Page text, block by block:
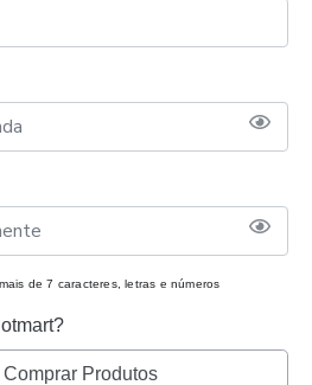
de 7 caracteres, letras e números
Comprar Produtos